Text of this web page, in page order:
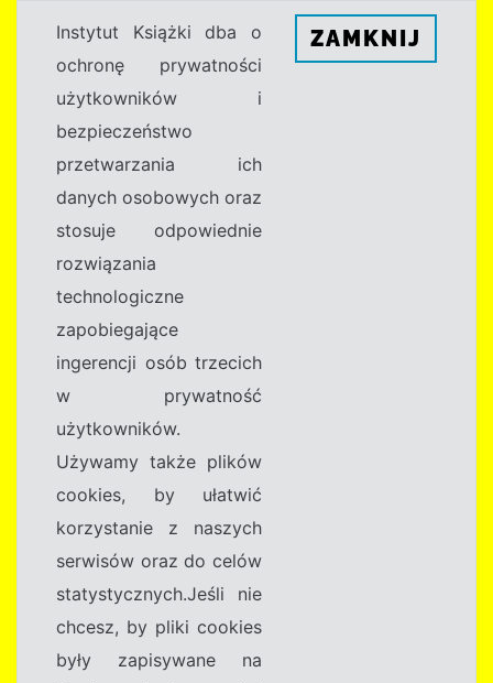
Instytut Książki dba o
ochronę prywatności
użytkowników i
bezpieczeństwo
przetwarzania ich
danych osobowych oraz
stosuje odpowiednie
rozwiązania
technologiczne
zapobiegające
ingerencji osób trzecich
w prywatność
użytkowników.
Używamy także plików
cookies, by ułatwić
korzystanie z naszych
serwisów oraz do celów
statystycznych.Jeśli nie
chcesz, by pliki cookies
były zapisywane na
ZAMKNIJ